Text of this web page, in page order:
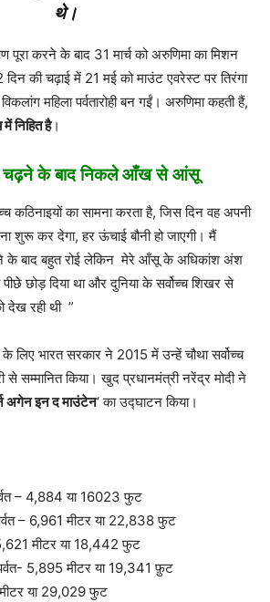
थे।
पूरा करने के बाद 31 मार्च को अरुणिमा का मिशन
की चढ़ाई में 21 मई को माउंट एवरेस्ट पर तिरंगा
महिला पर्वतारोही बन गईं। अरुणिमा कहती हैं,
निहित है।
चढ़ने के बाद निकले आँख से आंसू
कठिनाइयों का सामना करता है, जिस दिन वह अपनी
शुरू कर देगा, हर ऊंचाई बौनी हो जाएगी। मैं
के बाद बहुत रोई लेकिन मेरे आँसू के अधिकांश अंश
छोड़ दिया था और दुनिया के सर्वोच्च शिखर से
देख रही थी ”
लिए भारत सरकार ने 2015 में उन्हें चौथा सर्वोच्च
से सम्मानित किया। खुद प्रधानमंत्री नरेंद्र मोदी ने
अगेन इन द माउंटेन‘ का उद्घाटन किया।
– 4,884 या 16023 फुट
– 6,961 मीटर या 22,838 फुट
मीटर या 18,442 फुट
5,895 मीटर या 19,341 फ़ुट
या 29,029 फुट